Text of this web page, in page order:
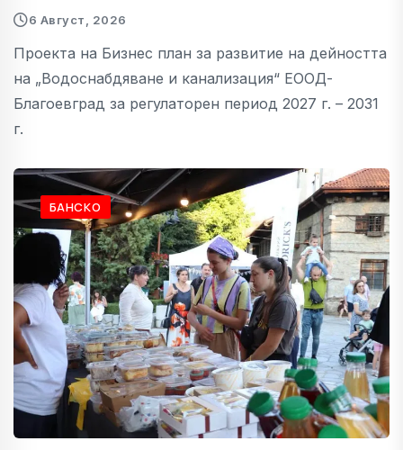
6 Август, 2026
Проекта на Бизнес план за развитие на дейността
на „Водоснабдяване и канализация“ ЕООД-
Благоевград за регулаторен период 2027 г. – 2031
г.
РАЗЛОГ
БАНСКО